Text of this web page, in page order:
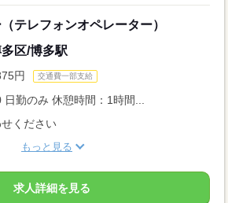
テレフォンオペレーター）
区/博多駅
円 交通費一部支給
日勤のみ 休憩時間：1時間...
ください
もっと見る
求人詳細を見る